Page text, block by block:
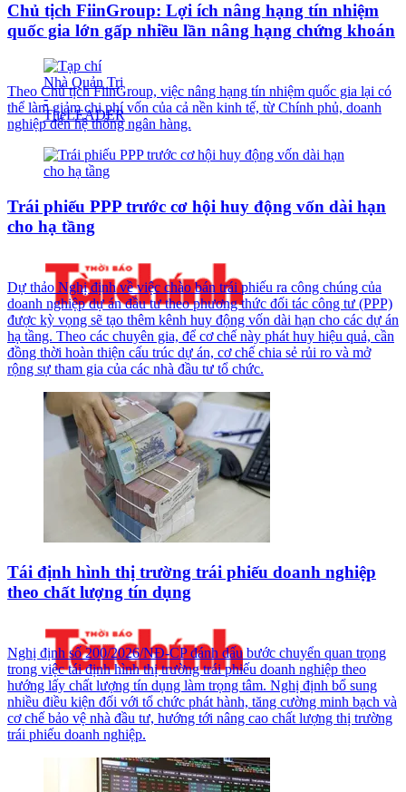
Chủ tịch FiinGroup: Lợi ích nâng hạng tín nhiệm
quốc gia lớn gấp nhiều lần nâng hạng chứng khoán
Theo Chủ tịch FiinGroup, việc nâng hạng tín nhiệm quốc gia lại có
thể làm giảm chi phí vốn của cả nền kinh tế, từ Chính phủ, doanh
nghiệp đến hệ thống ngân hàng.
Trái phiếu PPP trước cơ hội huy động vốn dài hạn
cho hạ tầng
Dự thảo Nghị định về việc chào bán trái phiếu ra công chúng của
doanh nghiệp dự án đầu tư theo phương thức đối tác công tư (PPP)
được kỳ vọng sẽ tạo thêm kênh huy động vốn dài hạn cho các dự án
hạ tầng. Theo các chuyên gia, để cơ chế này phát huy hiệu quả, cần
đồng thời hoàn thiện cấu trúc dự án, cơ chế chia sẻ rủi ro và mở
rộng sự tham gia của các nhà đầu tư tổ chức.
Tái định hình thị trường trái phiếu doanh nghiệp
theo chất lượng tín dụng
Nghị định số 200/2026/NĐ-CP đánh dấu bước chuyển quan trọng
trong việc tái định hình thị trường trái phiếu doanh nghiệp theo
hướng lấy chất lượng tín dụng làm trọng tâm. Nghị định bổ sung
nhiều điều kiện đối với tổ chức phát hành, tăng cường minh bạch và
cơ chế bảo vệ nhà đầu tư, hướng tới nâng cao chất lượng thị trường
trái phiếu doanh nghiệp.